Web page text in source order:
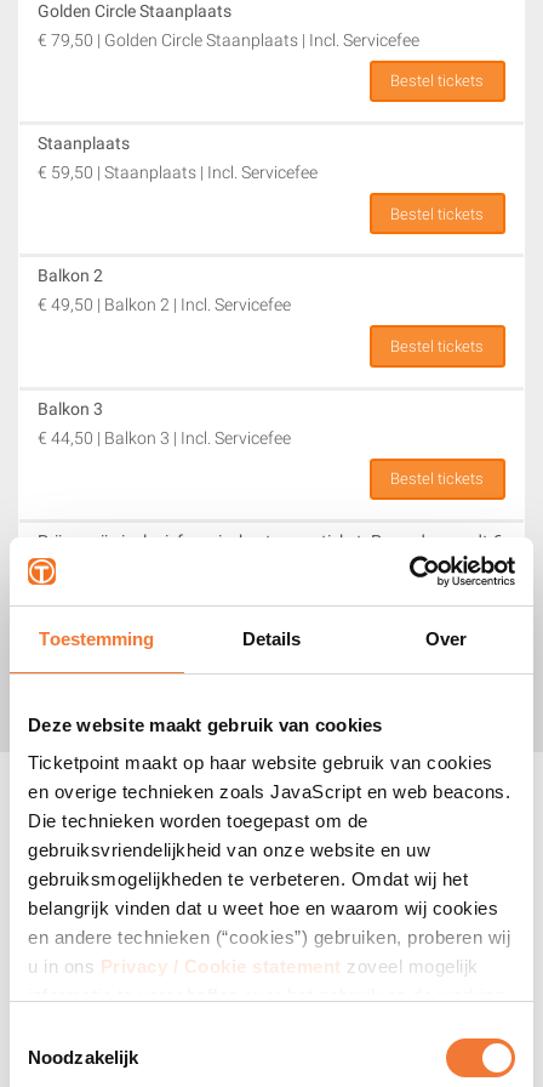
Toestemming Details Over
Deze website maakt gebruik van cookies
Ticketpoint maakt op haar website gebruik van cookies
en overige technieken zoals JavaScript en web beacons.
Die technieken worden toegepast om de
gebruiksvriendelijkheid van onze website en uw
gebruiksmogelijkheden te verbeteren. Omdat wij het
belangrijk vinden dat u weet hoe en waarom wij cookies
en andere technieken (“cookies”) gebruiken, proberen wij
u in ons Privacy / Cookie statement zoveel mogelijk
Ticketpoint niet garanderen dat onze website goed blijft
werken. Het kan zijn dat enkele functies van de website
Noodzakelijk
of dance — één ding is zeker: Schouder aan Schouder
wordt een avond waar nog lang over nagepraat zal worden.
groots en volledig ingericht voor een optimale
concertbeleving. Of je nu kiest voor een zitplaats op het
balkon of een staanplaats op de vloer, overal beleef je deze
Dit evenement is geschikt voor een breed publiek en staat
garant voor een avond vol beleving, energie en samenzang.
Verwacht een uitverkochte editie en zorg dat je er op tijd bij
Ticketpoint is het officiële verkooppunt voor tickets van
Golden Circle Staanplaats
€ 79,50 | Golden Circle Staanplaats | Incl. Servicefee
Bestel tickets
Staanplaats
€ 59,50 | Staanplaats | Incl. Servicefee
Bestel tickets
Balkon 2
€ 49,50 | Balkon 2 | Incl. Servicefee
Bestel tickets
Balkon 3
€ 44,50 | Balkon 3 | Incl. Servicefee
Bestel tickets
Prijzen zijn inclusief servicekosten per ticket. Per order wordt €
1,00 administratiekosten gerekend, voor verzendwijzen per
post wordt dit verhoogd met posttoeslagen.
€ | Incl. Servicefee
Add to calendar
Locatie
RTM Stage
Ahoyweg 10
3084 BA Rotterdam
VIP Plaatsen
Balkon 1 is gereserveerd voor Sponsoren en VIP-gasten.
Plaatsen zijn uitsluitend te reserveren via
www.schouderaanschouderlive.nl
Rolstoelplaatsen